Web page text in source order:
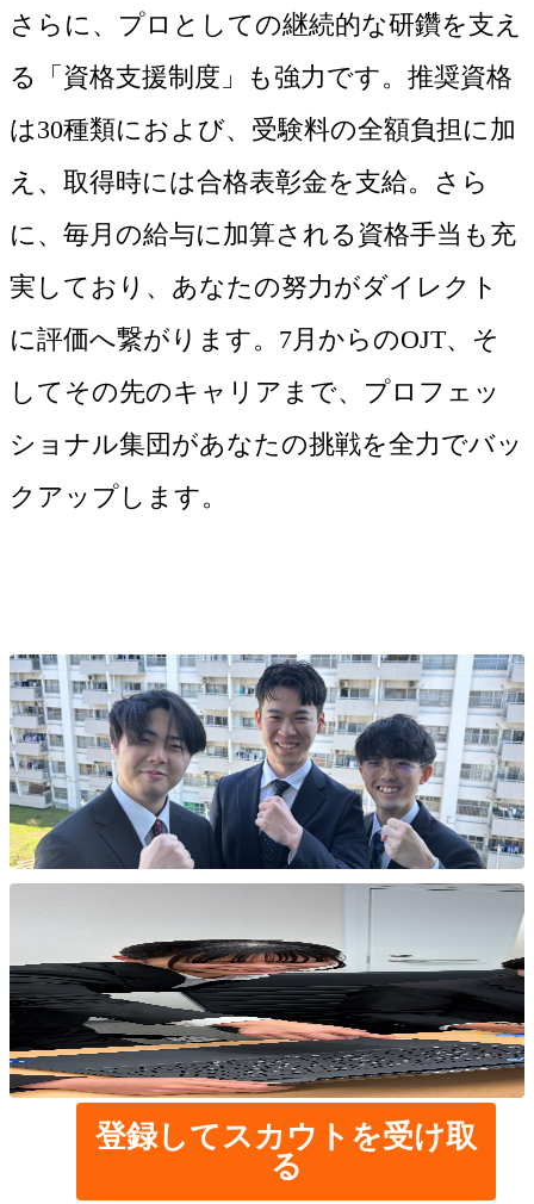
さらに、プロとしての継続的な研鑽を支え
る「資格支援制度」も強力です。推奨資格
は30種類におよび、受験料の全額負担に加
え、取得時には合格表彰金を支給。さら
に、毎月の給与に加算される資格手当も充
実しており、あなたの努力がダイレクト
に評価へ繋がります。7月からのOJT、そ
してその先のキャリアまで、プロフェッ
ショナル集団があなたの挑戦を全力でバッ
クアップします。
登録してスカウトを受け取
る